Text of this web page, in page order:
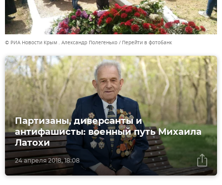
© РИА Новости Крым . Александр Полегенько Перейти в фотобанк
24 апреля 2018, 18:08
Партизаны, диверсанты и
антифашисты: военный путь Михаила
Латохи